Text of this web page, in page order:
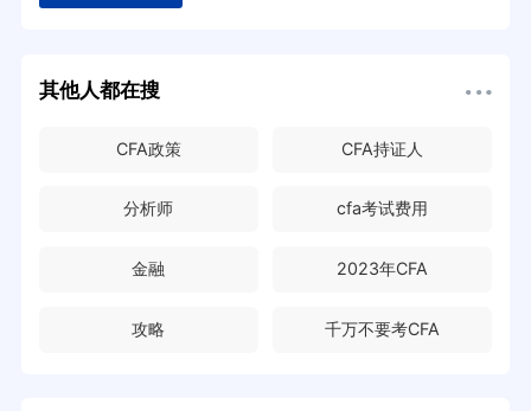
其他人都在搜
CFA政策 CFA持证人
分析师 cfa考试费用
金融 2023年CFA
攻略 千万不要考CFA